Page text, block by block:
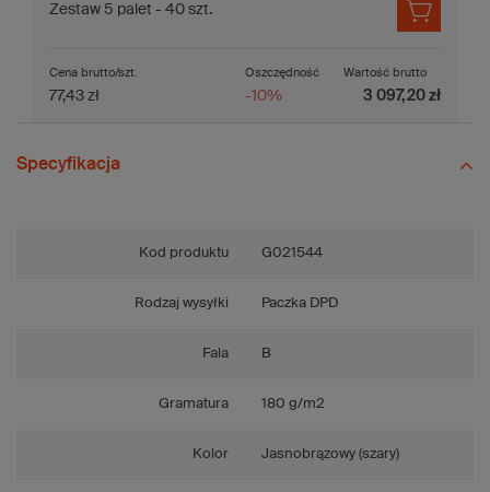
Zestaw 5 palet - 40 szt.
Oszczędność
-10%
Cena brutto/szt.
77,43 zł
Wartość brutto
3 097,20 zł
Specyfikacja
Kod produktu G021544
Rodzaj wysyłki Paczka DPD
Fala B
Gramatura 180 g/m2
Kolor Jasnobrązowy (szary)